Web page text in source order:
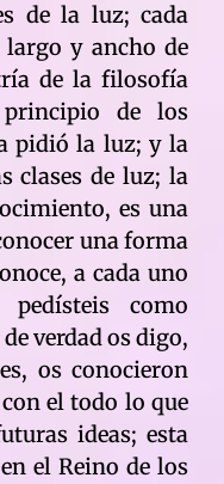
de la luz; cada
largo y ancho de
de la filosofía
de los
pidió la luz; y la
clases de luz; la
es una
una forma
a cada uno
como
verdad os digo,
os conocieron
el todo lo que
ideas; esta
el Reino de los